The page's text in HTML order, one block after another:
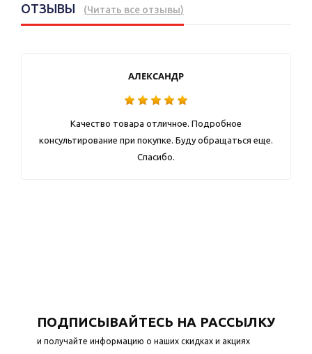
ОТЗЫВЫ (Читать все отзывы)
АЛЕКСАНДР
Качество товара отличное. Подробное
консультирование при покупке. Буду обращаться еще.
Спасибо.
ПОДПИСЫВАЙТЕСЬ НА РАССЫЛКУ
и получайте информацию о наших скидках и акциях